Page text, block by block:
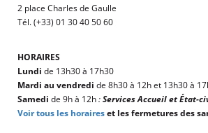
2 place Charles de Gaulle
Tél. (+33) 01 30 40 50 60
HORAIRES
Lundi de 13h30 à 17h30
Mardi au vendredi de 8h30 à 12h et 13h30 à
Samedi de 9h à 12h:Services Accueil et État-
Voir tous les horaireset les fermetures des